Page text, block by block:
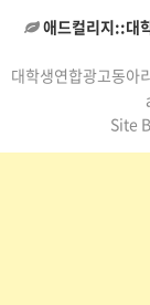
애드컬리지::대
대학생연합광고동아
Site